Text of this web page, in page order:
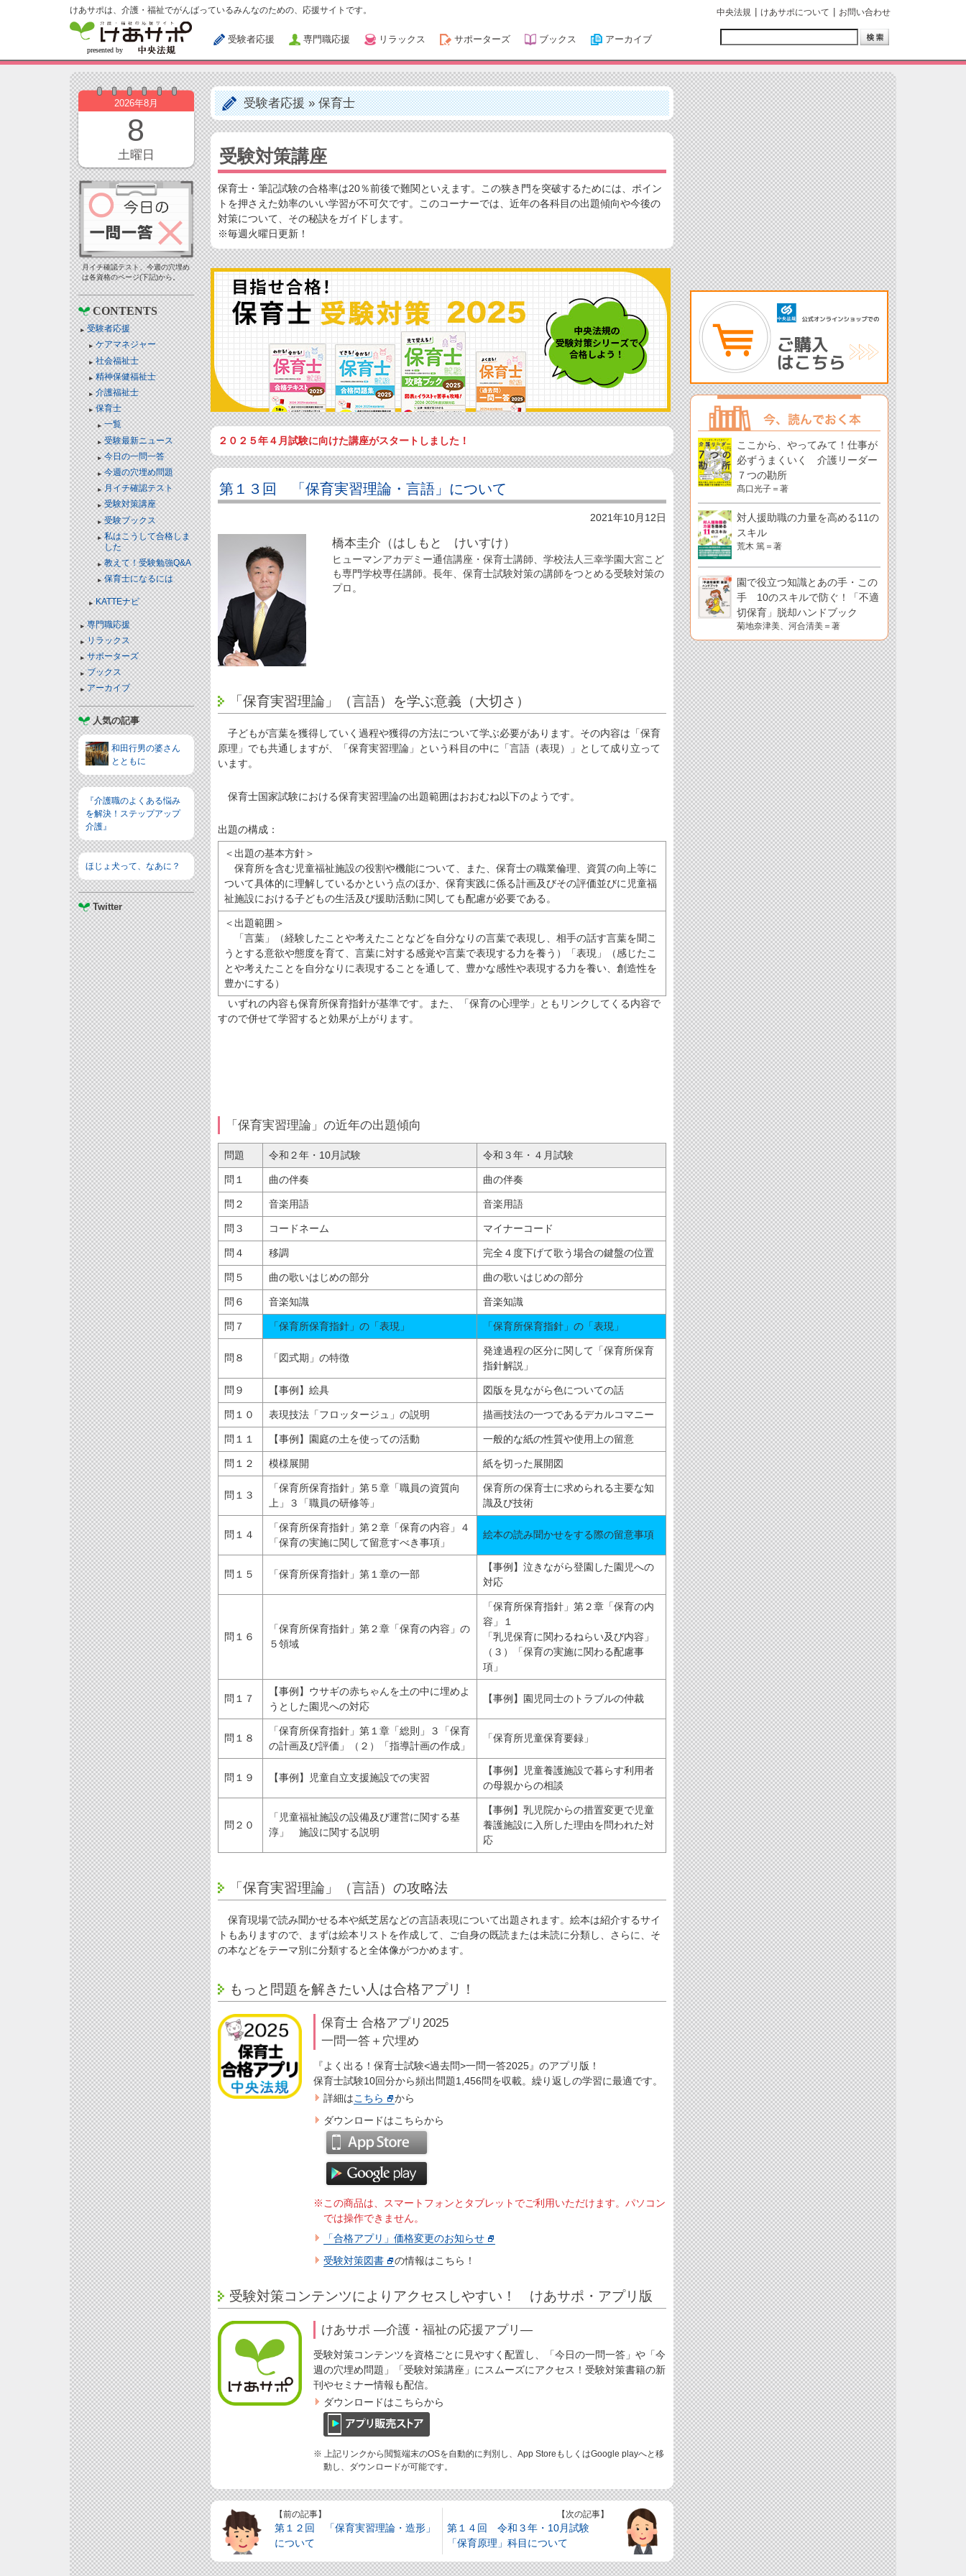
けあサポは、介護・福祉でがんばっているみんなのための、応援サイトです。
受験者応援 専門職応援 リラックス サポーターズ ブックス アーカイブ
中央法規 けあサポについて お問い合わせ
2026年8月
8
土曜日
月イチ確認テスト、今週の穴埋め
は各資格のページ(下記)から。
CONTENTS
受験者応援
ケアマネジャー
社会福祉士
精神保健福祉士
介護福祉士
保育士
一覧
受験最新ニュース
今日の一問一答
今週の穴埋め問題
月イチ確認テスト
受験対策講座
受験ブックス
私はこうして合格しま
した
教えて！受験勉強Q&A
保育士になるには
KATTEナビ
専門職応援
リラックス
サポーターズ
ブックス
アーカイブ
人気の記事
和田行男の婆さん
とともに
『介護職のよくある悩み
を解決！ステップアップ
介護』
ほじょ犬って、なあに？
Twitter
受験者応援»保育士
受験対策講座
保育士・筆記試験の合格率は20％前後で難関といえます。この狭き門を突破するためには、ポイン
トを押さえた効率のいい学習が不可欠です。このコーナーでは、近年の各科目の出題傾向や今後の
対策について、その秘訣をガイドします。
※毎週火曜日更新！
２０２５年４月試験に向けた講座がスタートしました！
第１３回 「保育実習理論・言語」について
2021年10月12日
橋本圭介（はしもと けいすけ）
ヒューマンアカデミー通信講座・保育士講師、学校法人三幸学園大宮こど
も専門学校専任講師。長年、保育士試験対策の講師をつとめる受験対策の
プロ。
「保育実習理論」（言語）を学ぶ意義（大切さ）
子どもが言葉を獲得していく過程や獲得の方法について学ぶ必要があります。その内容は「保育
原理」でも共通しますが、「保育実習理論」という科目の中に「言語（表現）」として成り立って
います。
保育士国家試験における保育実習理論の出題範囲はおおむね以下のようです。
出題の構成：
＜出題の基本方針＞
保育所を含む児童福祉施設の役割や機能について、また、保育士の職業倫理、資質の向上等に
ついて具体的に理解しているかという点のほか、保育実践に係る計画及びその評価並びに児童福
祉施設における子どもの生活及び援助活動に関しても配慮が必要である。
＜出題範囲＞
「言葉」（経験したことや考えたことなどを自分なりの言葉で表現し、相手の話す言葉を聞こ
うとする意欲や態度を育て、言葉に対する感覚や言葉で表現する力を養う）「表現」（感じたこ
とや考えたことを自分なりに表現することを通して、豊かな感性や表現する力を養い、創造性を
豊かにする）
いずれの内容も保育所保育指針が基準です。また、「保育の心理学」ともリンクしてくる内容で
すので併せて学習すると効果が上がります。
「保育実習理論」の近年の出題傾向
問題 令和２年・10月試験 令和３年・４月試験
問１ 曲の伴奏 曲の伴奏
問２ 音楽用語 音楽用語
問３ コードネーム マイナーコード
問４ 移調 完全４度下げて歌う場合の鍵盤の位置
問５ 曲の歌いはじめの部分 曲の歌いはじめの部分
問６ 音楽知識 音楽知識
問７ 「保育所保育指針」の「表現」 「保育所保育指針」の「表現」
問８ 「図式期」の特徴
発達過程の区分に関して「保育所保育
指針解説」
問９ 【事例】絵具 図版を見ながら色についての話
問１０ 表現技法「フロッタージュ」の説明 描画技法の一つであるデカルコマニー
問１１ 【事例】園庭の土を使っての活動 一般的な紙の性質や使用上の留意
問１２ 模様展開 紙を切った展開図
問１３
「保育所保育指針」第５章「職員の資質向
上」３「職員の研修等」
保育所の保育士に求められる主要な知
識及び技術
問１４
「保育所保育指針」第２章「保育の内容」４
「保育の実施に関して留意すべき事項」
絵本の読み聞かせをする際の留意事項
問１５ 「保育所保育指針」第１章の一部
【事例】泣きながら登園した園児への
対応
問１６
「保育所保育指針」第２章「保育の内容」の
５領域
「保育所保育指針」第２章「保育の内
容」１
「乳児保育に関わるねらい及び内容」
（３）「保育の実施に関わる配慮事
項」
問１７
【事例】ウサギの赤ちゃんを土の中に埋めよ
うとした園児への対応
【事例】園児同士のトラブルの仲裁
問１８
「保育所保育指針」第１章「総則」３「保育
の計画及び評価」（２）「指導計画の作成」
「保育所児童保育要録」
問１９ 【事例】児童自立支援施設での実習
【事例】児童養護施設で暮らす利用者
の母親からの相談
問２０
「児童福祉施設の設備及び運営に関する基
淳」 施設に関する説明
【事例】乳児院からの措置変更で児童
養護施設に入所した理由を問われた対
応
「保育実習理論」（言語）の攻略法
保育現場で読み聞かせる本や紙芝居などの言語表現について出題されます。絵本は紹介するサイ
トもありますので、まずは絵本リストを作成して、ご自身の既読または未読に分類し、さらに、そ
の本などをテーマ別に分類すると全体像がつかめます。
もっと問題を解きたい人は合格アプリ！
保育士 合格アプリ2025
一問一答＋穴埋め
『よく出る！保育士試験<過去問>一問一答2025』のアプリ版！
保育士試験10回分から頻出問題1,456問を収載。繰り返しの学習に最適です。
詳細はこちら
から
ダウンロードはこちらから
※この商品は、スマートフォンとタブレットでご利用いただけます。パソコン
では操作できません。
「合格アプリ」価格変更のお知らせ
受験対策図書
の情報はこちら！
受験対策コンテンツによりアクセスしやすい！ けあサポ・アプリ版
けあサポ ―介護・福祉の応援アプリ―
受験対策コンテンツを資格ごとに見やすく配置し、「今日の一問一答」や「今
週の穴埋め問題」「受験対策講座」にスムーズにアクセス！受験対策書籍の新
刊やセミナー情報も配信。
ダウンロードはこちらから
※ 上記リンクから閲覧端末のOSを自動的に判別し、App StoreもしくはGoogle playへと移
動し、ダウンロードが可能です。
【前の記事】
第１２回 「保育実習理論・造形」
について
【次の記事】
第１４回 令和３年・10月試験
「保育原理」科目について
ここから、やってみて！仕事が
必ずうまくいく 介護リーダー
７つの勘所
髙口光子＝著
対人援助職の力量を高める11の
スキル
荒木 篤＝著
園で役立つ知識とあの手・この
手 10のスキルで防ぐ！「不適
切保育」脱却ハンドブック
菊地奈津美、河合清美＝著